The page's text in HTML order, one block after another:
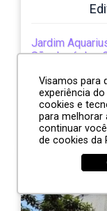
Jardim
São José dos
CÓD:
RI13461
Visamos para
experiência
cookies e
para melhorar
continuar
de cookies da